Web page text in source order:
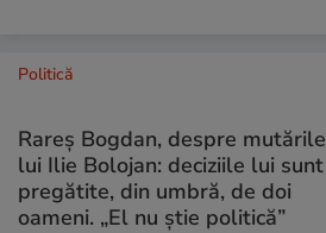
Politică
Rareș Bogdan, despre mutările
lui Ilie Bolojan: deciziile lui sunt
pregătite, din umbră, de doi
oameni. „El nu știe politică”